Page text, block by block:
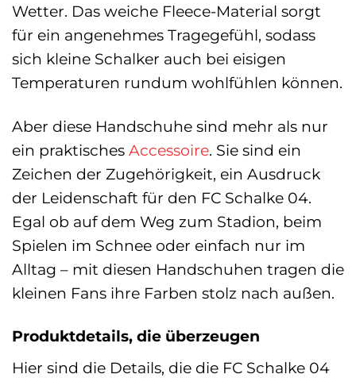
Wetter. Das weiche Fleece-Material sorgt
für ein angenehmes Tragegefühl, sodass
sich kleine Schalker auch bei eisigen
Temperaturen rundum wohlfühlen können.
Aber diese Handschuhe sind mehr als nur
ein praktisches Accessoire. Sie sind ein
Zeichen der Zugehörigkeit, ein Ausdruck
der Leidenschaft für den FC Schalke 04.
Egal ob auf dem Weg zum Stadion, beim
Spielen im Schnee oder einfach nur im
Alltag – mit diesen Handschuhen tragen die
kleinen Fans ihre Farben stolz nach außen.
Produktdetails, die überzeugen
Hier sind die Details, die die FC Schalke 04